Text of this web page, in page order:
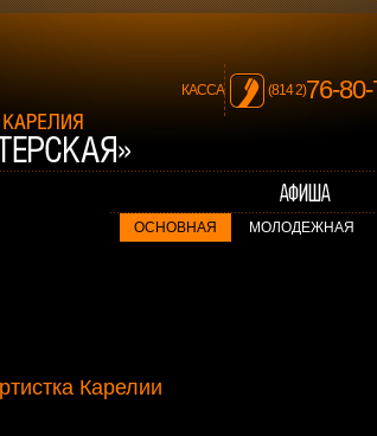
КАССА (814 2)76-
ОСНОВНАЯ МОЛОДЕЖНАЯ
Карелии